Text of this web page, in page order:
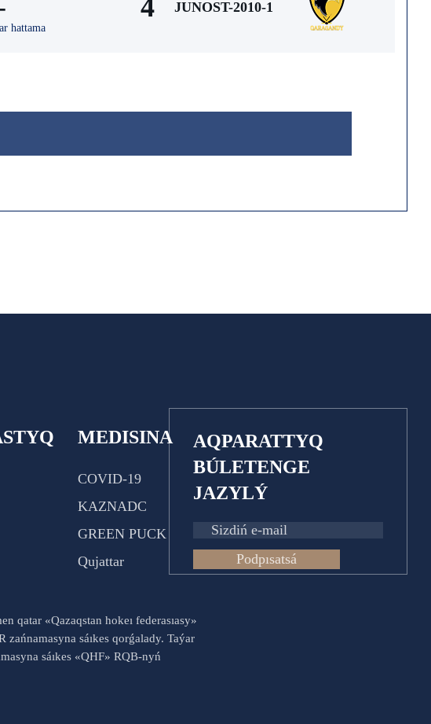
hattama
4 JUNOST-2010-1
MEDISINA
COVID-19
KAZNADC
GREEN PUCK
Qujattar
AQPARATTYQ
BÚLETENGE
JAZYLÝ
Podpısatsá
qatar «Qazaqstan hokeı federasıasy»
sáıkes qorǵalady. Taýar
sáıkes «QHF» RQB-nyń